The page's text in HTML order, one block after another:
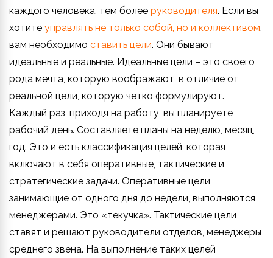
каждого человека, тем более руководителя. Если вы
хотите управлять не только собой, но и коллективом,
вам необходимо ставить цели. Они бывают
идеальные и реальные. Идеальные цели – это своего
рода мечта, которую воображают, в отличие от
реальной цели, которую четко формулируют.
Каждый раз, приходя на работу, вы планируете
рабочий день. Составляете планы на неделю, месяц,
год. Это и есть классификация целей, которая
включают в себя оперативные, тактические и
стратегические задачи. Оперативные цели,
занимающие от одного дня до недели, выполняются
менеджерами. Это «текучка». Тактические цели
ставят и решают руководители отделов, менеджеры
среднего звена. На выполнение таких целей